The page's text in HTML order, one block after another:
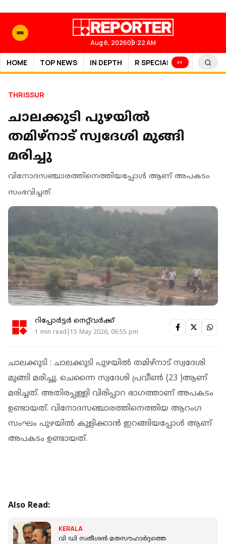
Aug 6, 202609:22 AM
HOME TOP NEWS IN DEPTH R SPECIAL SPORTS
THRISSUR
ചാലക്കുടി പുഴയിൽ
തമിഴ്നാട് സ്വദേശി മുങ്ങി
മരിച്ചു
വിനോദസഞ്ചാരത്തിനെത്തിയപ്പോൾ ആണ് അപകടം
സംഭവിച്ചത്
റിപ്പോർട്ടർ നെറ്റ്‌വര്‍ക്ക്‌
1 min read|15 May 2026, 06:55 pm
ചാലക്കുടി : ചാലക്കുടി പുഴയിൽ തമിഴ്നാട് സ്വദേശി
മുങ്ങി മരിച്ചു. ചെന്നൈ സ്വദേശി പ്രവീൺ (23 )ആണ്
മരിച്ചത്. അതിരപ്പള്ളി വിരിപ്പാറ ഭാഗത്താണ് അപകടം
ഉണ്ടായത്. വിനോദസഞ്ചാരത്തിനെത്തിയ ആറംഗ
സംഘം പുഴയിൽ കുളിക്കാൻ ഇറങ്ങിയപ്പോൾ ആണ്
അപകടം ഉണ്ടായത്.
Also Read:
KERALA
വി ഡി സതീശൻ മതസൗഹാർദ്ദത്തെ